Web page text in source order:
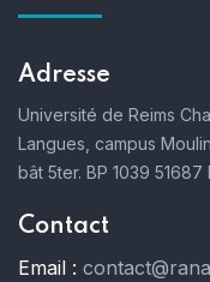
Adresse
Université de Reims
Langues, campus
bât 5ter. BP 1039 51687
Contact
Email :